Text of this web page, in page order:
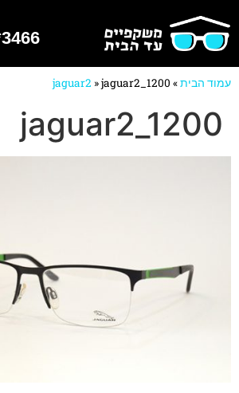
3466*
עמוד הבית»
jaguar2 »jaguar2_1200
jaguar2_1200